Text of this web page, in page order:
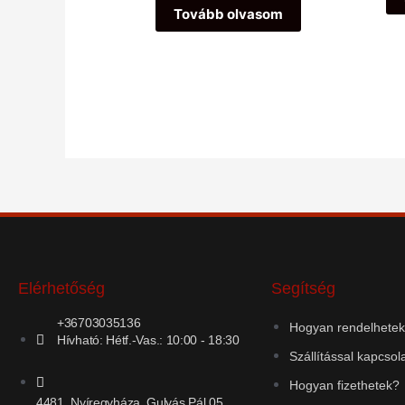
Tovább olvasom
Elérhetőség
+36703035136
Hívható: Hétf.-Vas.: 10:00 - 18:30
Segítség
Hogyan
Szállítással
Hogyan fizethetek?